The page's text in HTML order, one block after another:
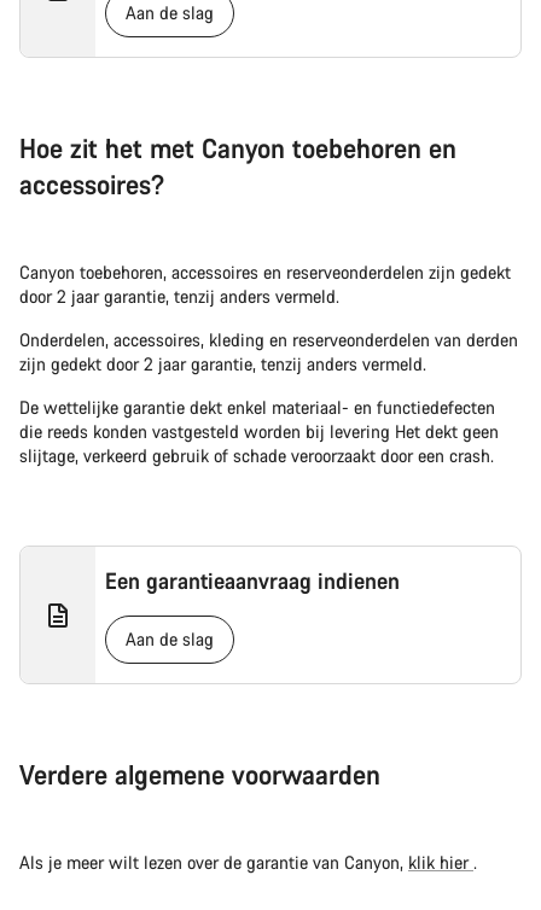
Aan de slag
Hoe zit het met Canyon toebehoren en
accessoires?
Canyon toebehoren, accessoires en reserveonderdelen zijn gedekt
door 2 jaar garantie, tenzij anders vermeld.
Onderdelen, accessoires, kleding en reserveonderdelen van derden
zijn gedekt door 2 jaar garantie, tenzij anders vermeld.
De wettelijke garantie dekt enkel materiaal- en functiedefecten
die reeds konden vastgesteld worden bij levering Het dekt geen
slijtage, verkeerd gebruik of schade veroorzaakt door een crash.
Een garantieaanvraag indienen
Aan de slag
Verdere algemene voorwaarden
Als je meer wilt lezen over de garantie van Canyon, klik hier.